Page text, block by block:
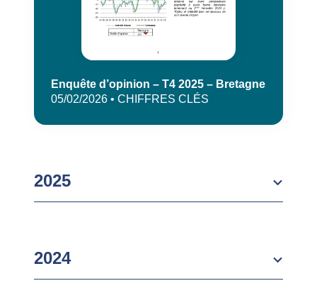
Enquête d’opinion – T4 2025 – Bretagne
05/02/2026 • CHIFFRES CLÉS
2025
2024